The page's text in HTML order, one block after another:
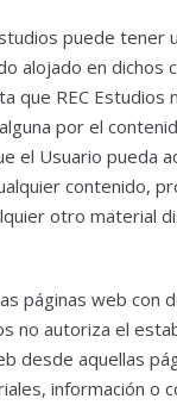
puede tener
alojado en dichos
que REC Estudios
por el
el Usuario pueda
contenido,
otro material
páginas web con
no autoriza el
desde aquellas
información o